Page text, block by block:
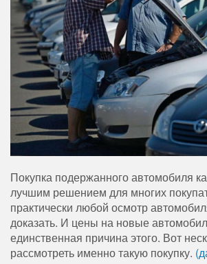
Покупка подержанного автомобиля
лучшим решением для многих
практически любой осмотр
доказать. И цены на новые
единственная причина этого. Вот
рассмотреть именно такую ​​покупку.